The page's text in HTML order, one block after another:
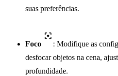
suas preferências.
Foco
: Modifique as
desfocar objetos na cena,
profundidade.